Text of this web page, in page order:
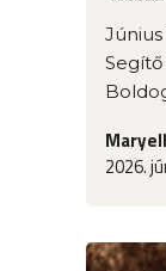
Segítő
2026.